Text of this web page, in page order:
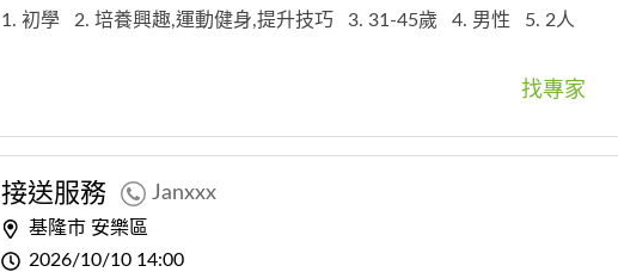
1. 初學 2. 培養興趣,運動健身,提升技巧 3. 31-45歲 4. 男性 5. 2人
找專家
接送服務 Janxxx
基隆市 安樂區
2026/10/10 14:00